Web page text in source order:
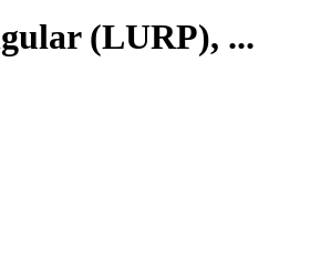
(LURP), ...